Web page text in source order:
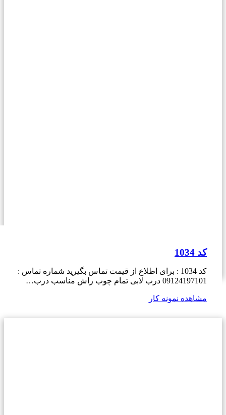
کد 1034
کد 1034 : برای اطلاع از قیمت تماس بگیرید شماره تماس :
09124197101 درب لابی تمام چوب راش مناسب درب…
مشاهده نمونه کار